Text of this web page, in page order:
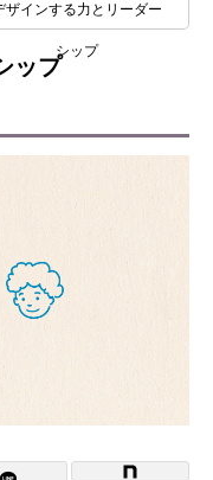
ザインする力とリーダー
シップ
ップ